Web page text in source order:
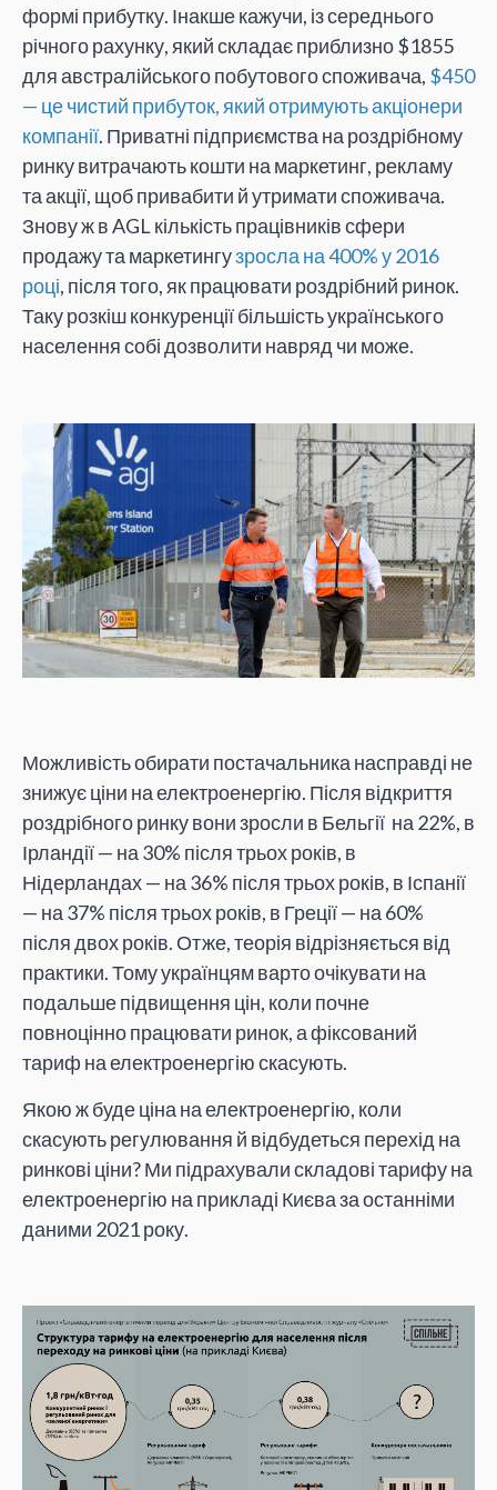
формі прибутку. Інакше кажучи, із середнього
річного рахунку, який складає приблизно $1855
для австралійського побутового споживача, $450
— це чистий прибуток, який отримують акціонери
компанії. Приватні підприємства на роздрібному
ринку витрачають кошти на маркетинг, рекламу
та акції, щоб привабити й утримати споживача.
Знову ж в AGL кількість працівників сфери
продажу та маркетингузросла на 400% у 2016
році, після того, як працювати роздрібний ринок.
Таку розкіш конкуренції більшість українського
населення собі дозволити навряд чи може.
Можливість обирати постачальника насправді не
знижує ціни на електроенергію. Після відкриття
роздрібного ринку вони зросли в Бельгії на 22%, в
Ірландії — на 30% після трьох років, в
Нідерландах — на 36% після трьох років, в Іспанії
— на 37% після трьох років, в Греції — на 60%
після двох років. Отже, теорія відрізняється від
практики. Тому українцям варто очікувати на
подальше підвищення цін, коли почне
повноцінно працювати ринок, а фіксований
тариф на електроенергію скасують.
Якою ж буде ціна на електроенергію, коли
скасують регулювання й відбудеться перехід на
ринкові ціни? Ми підрахували складові тарифу на
електроенергію на прикладі Києва за останніми
даними 2021 року.